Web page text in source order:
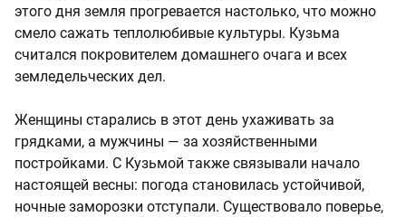
этого дня земля прогревается настолько, что можно
смело сажать теплолюбивые культуры. Кузьма
считался покровителем домашнего очага и всех
земледельческих дел.
Женщины старались в этот день ухаживать за
грядками, а мужчины — за хозяйственными
постройками. С Кузьмой также связывали начало
настоящей весны: погода становилась устойчивой,
ночные заморозки отступали. Существовало поверье,